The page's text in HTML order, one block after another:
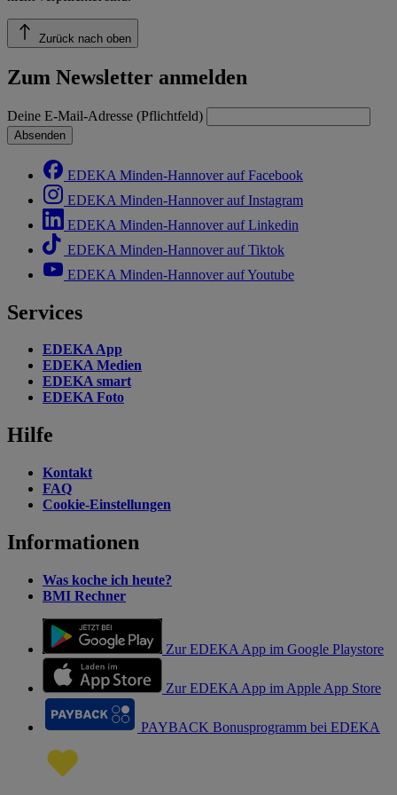
Zurück nach oben
Zum Newsletter anmelden
Deine E-Mail-Adresse (Pflichtfeld)
Absenden
EDEKA Minden-Hannover auf Facebook
EDEKA Minden-Hannover auf Instagram
EDEKA Minden-Hannover auf Linkedin
EDEKA Minden-Hannover auf Tiktok
EDEKA Minden-Hannover auf Youtube
Services
EDEKA App
EDEKA Medien
EDEKA smart
EDEKA Foto
Hilfe
Kontakt
FAQ
Cookie-Einstellungen
Informationen
Was koche ich heute?
BMI Rechner
Zur EDEKA App im Google Playstore
Zur EDEKA App im Apple App Store
PAYBACK Bonusprogramm bei EDEKA